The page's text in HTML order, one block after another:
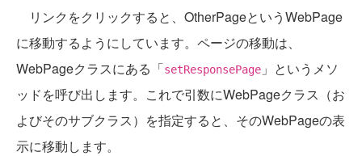
リンクをクリックすると、OtherPageというWebPage
に移動するようにしています。ページの移動は、
WebPageクラスにある「setResponsePage 」というメソ
ッドを呼び出します。これで引数にWebPageクラス（お
よびそのサブクラス）を指定すると、そのWebPageの表
示に移動します。